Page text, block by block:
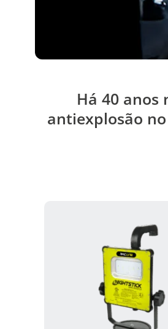
Há 40
antiexplosão